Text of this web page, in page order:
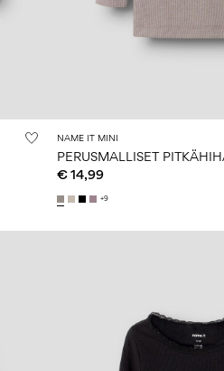
NAME IT MINI
PERUSMALLISET
€ 14,99
+9